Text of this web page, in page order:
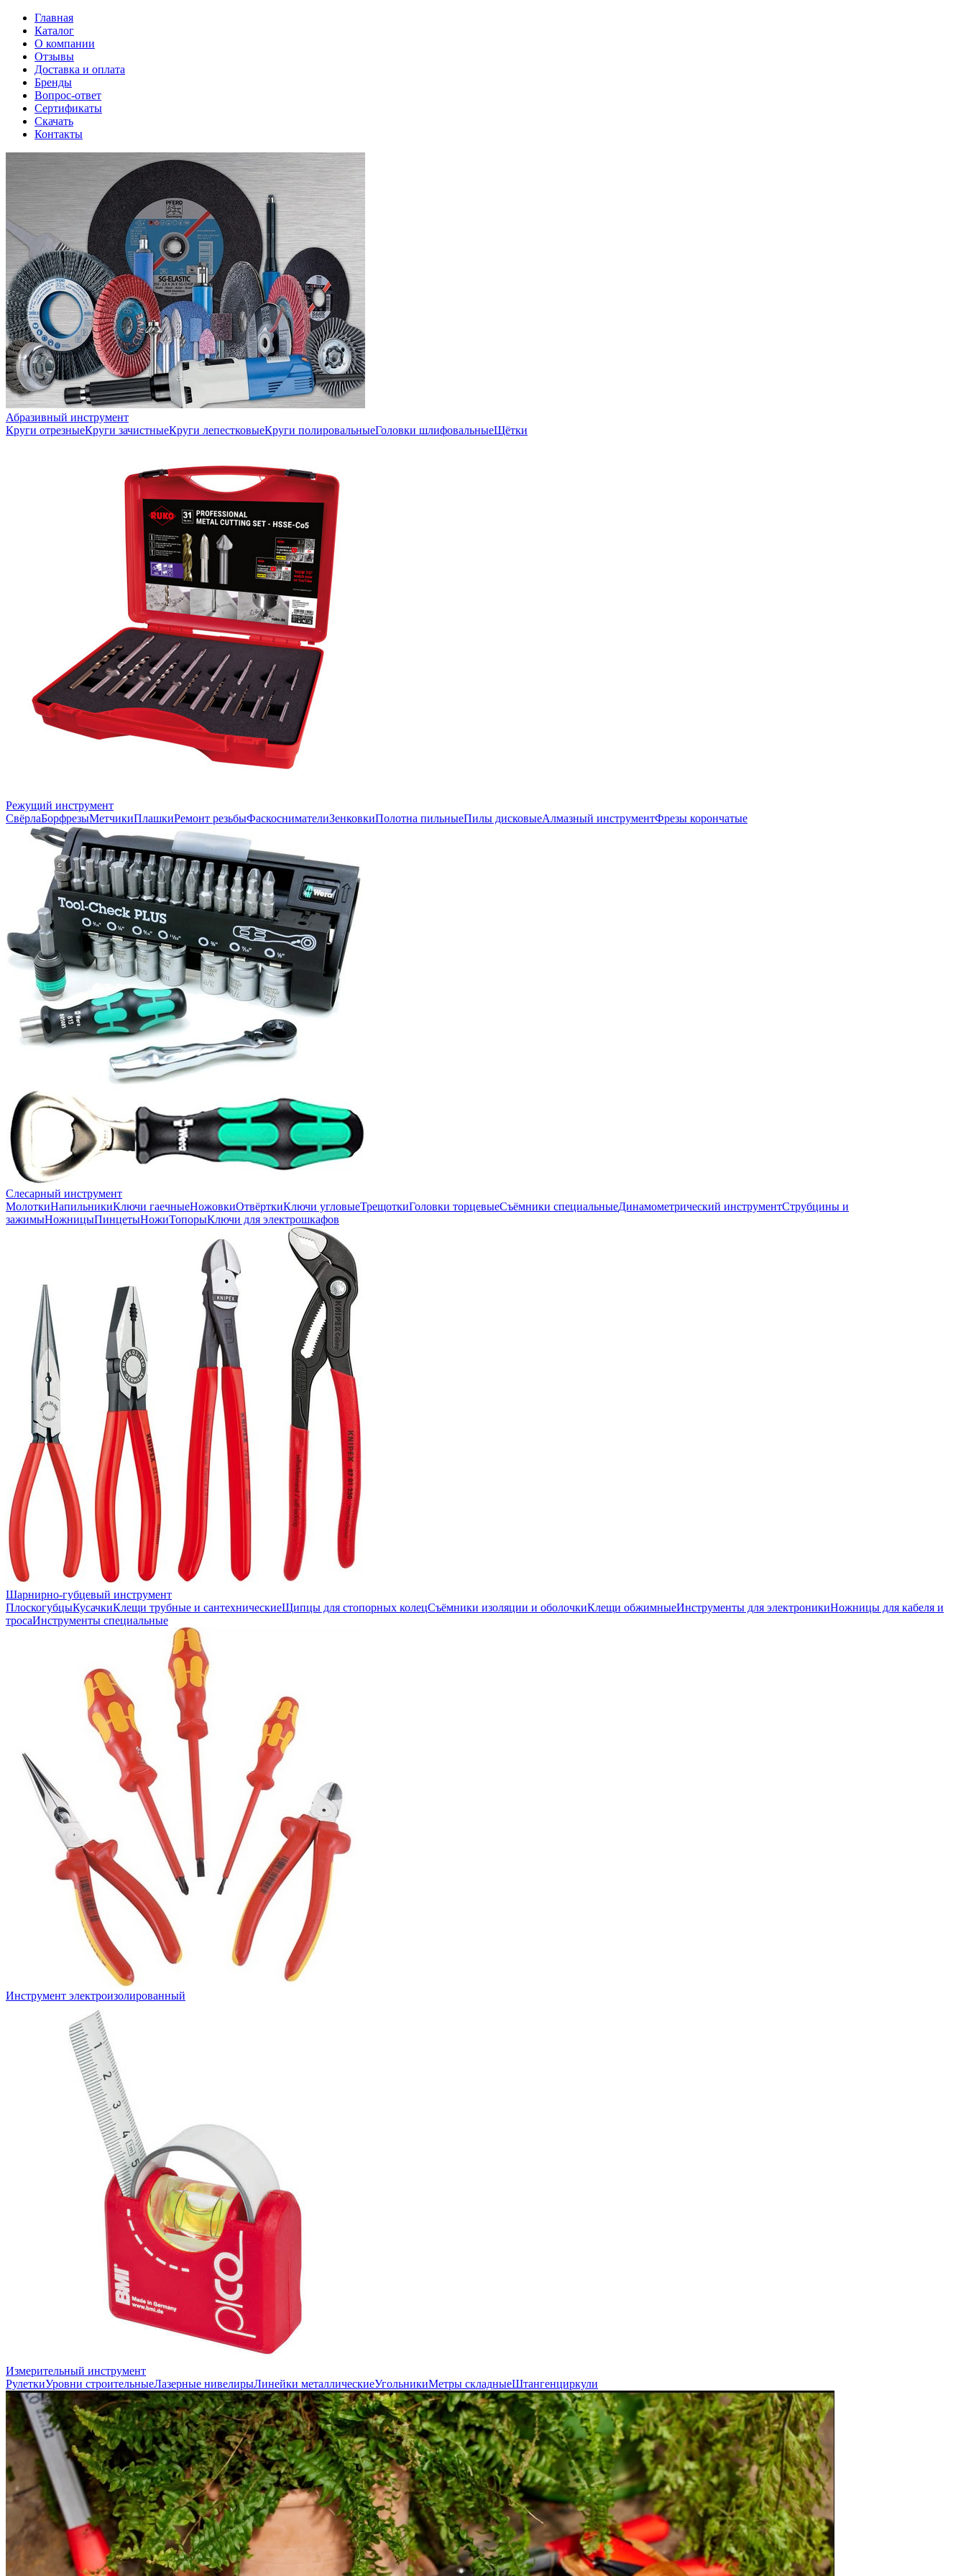
Главная
Каталог
О компании
Отзывы
Доставка и оплата
Бренды
Вопрос-ответ
Сертификаты
Скачать
Контакты
Абразивный инструмент
Круги отрезныеКруги зачистныеКруги лепестковыеКруги полировальныеГоловки шлифовальныеЩётки
Режущий инструмент
СвёрлаБорфрезыМетчикиПлашкиРемонт резьбыФаскоснимателиЗенковкиПолотна пильныеПилы дисковыеАлмазный инструментФрезы корончатые
Слесарный инструмент
МолоткиНапильникиКлючи гаечныеНожовкиОтвёрткиКлючи угловыеТрещоткиГоловки торцевыеСъёмники специальныеДинамометрический инструментСтрубцины и
зажимыНожницыПинцетыНожиТопорыКлючи для электрошкафов
Шарнирно-губцевый инструмент
ПлоскогубцыКусачкиКлещи трубные и сантехническиеЩипцы для стопорных колецСъёмники изоляции и оболочкиКлещи обжимныеИнструменты для электроникиНожницы для кабеля и
тросаИнструменты специальные
Инструмент электроизолированный
Измерительный инструмент
РулеткиУровни строительныеЛазерные нивелирыЛинейки металлическиеУгольникиМетры складныеШтангенциркули